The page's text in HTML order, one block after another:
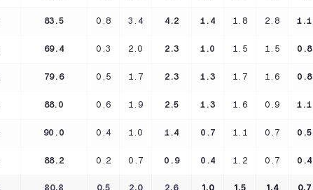
83.5 0.8 3.4 4.2 1.4 1.8 2.8 1.1
69.4 0.3 2.0 2.3 1.0 1.5 1.5 0.8
79.6 0.5 1.7 2.3 1.3 1.7 1.6 0.8
88.0 0.6 1.9 2.5 1.3 1.6 0.9 1.1
90.0 0.4 1.0 1.4 0.7 1.1 0.7 0.5
88.2 0.2 0.7 0.9 0.4 1.2 0.7 0.4
80.8 0.5 2.0 2.6 1.0 1.5 1.4 0.7